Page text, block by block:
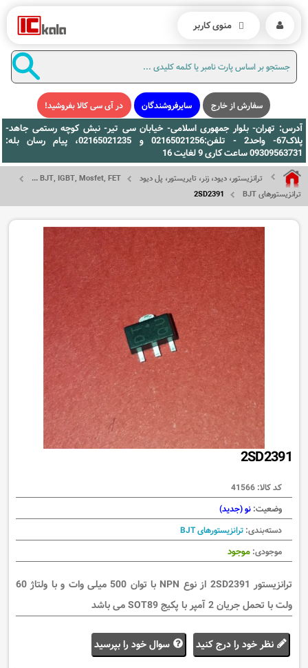
سفارش از خارج سایرفروشندگان در آی سی کالا بفروشید!
آدرس: تهران- بلوار جمهوری اسلامی- خیابان سی تیر- نبش کوچه رستمی جاهد-
پلاک67- واحد2 - تلفن:02165021256 و 02165021235، پیام رسان بله:
09309563731 ساعت کاری 9 لغایت 16
ترانزیستور، دیود، زنر، تایریستور، پل دیود
BJT, IGBT, Mosfet, FET ...
ترانزیستورهای BJT
2SD2391
2SD2391
کد کالا: 41566
وضعیت: نو (جدید)
دسته‌بندی: ترانزیستورهای BJT
موجودی: موجود
ترانزیستور 2SD2391 از نوع NPN با توان 500 میلی وات و با ولتاژ 60
ولت با تحمل جریان 2 آمپر با پکیج SOT89 می باشد
نظر خود را درج کنید سوال خود را بپرسید
منوی کاربر